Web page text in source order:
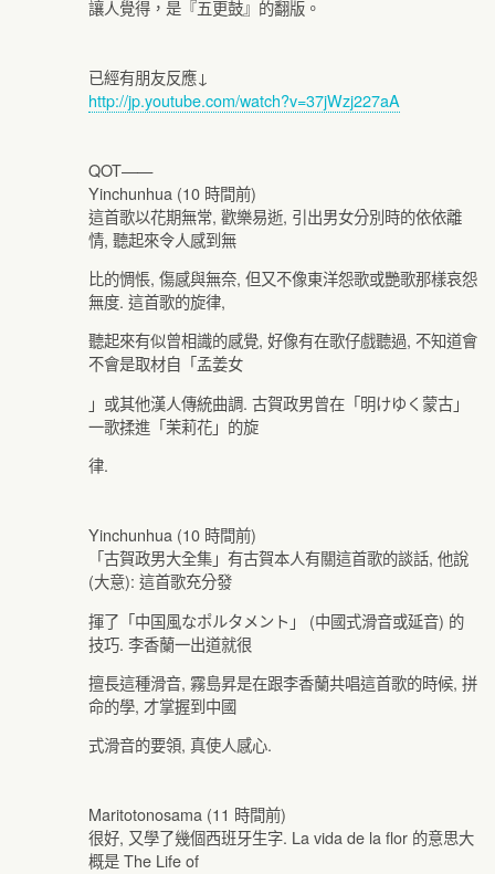
讓人覺得，是『五更鼓』的翻版。
已經有朋友反應↓
http://jp.youtube.com/watch?v=37jWzj227aA
QOT——
Yinchunhua (10 時間前)
這首歌以花期無常, 歡樂易逝, 引出男女分別時的依依離
情, 聽起來令人感到無
比的惆悵, 傷感與無奈, 但又不像東洋怨歌或艷歌那樣哀怨
無度. 這首歌的旋律,
聽起來有似曾相識的感覺, 好像有在歌仔戲聽過, 不知道會
不會是取材自「孟姜女
」或其他漢人傳統曲調. 古賀政男曾在「明けゆく蒙古」
一歌揉進「茉莉花」的旋
律.
Yinchunhua (10 時間前)
「古賀政男大全集」有古賀本人有關這首歌的談話, 他說
(大意): 這首歌充分發
揮了「中国風なポルタメント」 (中國式滑音或延音) 的
技巧. 李香蘭一出道就很
擅長這種滑音, 霧島昇是在跟李香蘭共唱這首歌的時候, 拼
命的學, 才掌握到中國
式滑音的要領, 真使人感心.
Maritotonosama (11 時間前)
很好, 又學了幾個西班牙生字. La vida de la flor 的意思大
概是 The Life of